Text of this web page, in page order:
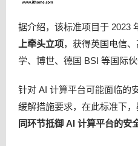
据介绍，该标准项目于 2023
上牵头立项，获得英国电信
学、博世、德国 BSI 等国际伙
针对 AI 计算平台可能面临的
缓解措施要求，在此标准下，
同环节抵御 AI 计算平台的安